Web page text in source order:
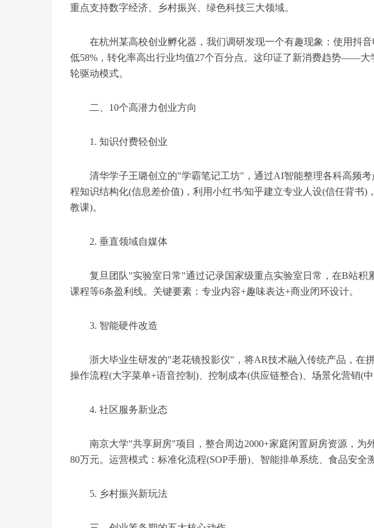
重点支持数字经济、乡村振兴、绿色科技三大领域。
在杭州某高校创业孵化器，我们调研发现一个有趣现象：使用抖
低58%，转化率高出行业均值27个百分点。这印证了新消费趋势——
轮驱动模式。
二、10个高潜力创业方向
1. 知识付费轻创业
清华学子王璐创立的"学霸笔记工坊"，通过AI智能整理各科高频
程知识结构化(信息差价值)，利用小红书/知乎建立专业人设(信任背书)
教课)。
2. 垂直领域自媒体
复旦团队"实验室日常"通过记录国家级重点实验室日常，在B站积
课程等6条盈利线。关键要素：专业内容+趣味表达+商业闭环设计。
3. 智能硬件改造
浙大毕业生研发的"老花镜投影仪"，将AR技术融入传统产品，在
操作流程(大字菜单+语音控制)、控制成本(供应链整合)、场景化营销(中
4. 社区服务新业态
南京大学"共享厨房"项目，整合周边2000+家庭闲置厨房资源，为
80万元。运营模式：标准化流程(SOP手册)、智能排单系统、食品安全
5. 乡村振兴新玩法